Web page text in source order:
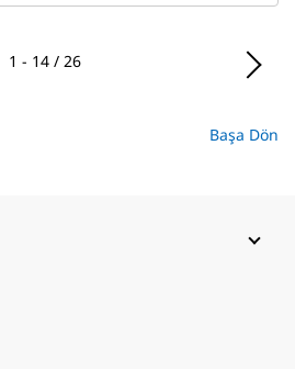
1 - 14 / 26
Başa Dön